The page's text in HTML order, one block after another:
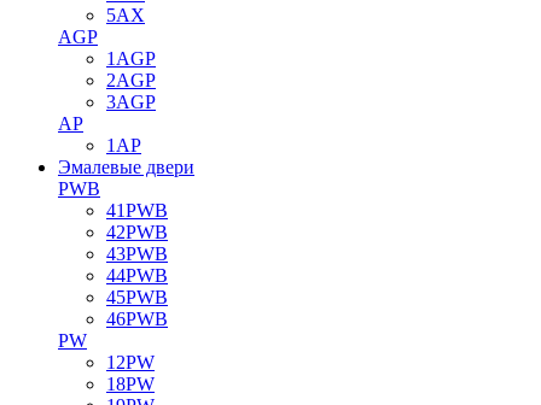
5AX
AGP
1AGP
2AGP
3AGP
AP
1AP
Эмалевые двери
PWB
41PWB
42PWB
43PWB
44PWB
45PWB
46PWB
PW
12PW
18PW